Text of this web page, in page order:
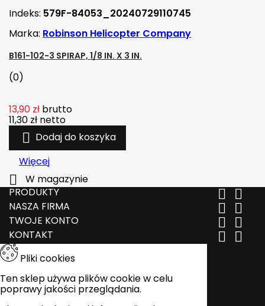
Indeks: 579F-84053_20240729110745
Marka: Robinson Helicopter Company
B161-102-3 SPIRAP, 1/8 IN. X 3 IN.
(0)
13,90 zł brutto
11,30 zł netto
 Dodaj do koszyka
Więcej

W magazynie
PRODUKTY
 
NASZA FIRMA  
TWOJE KONTO  
KONTAKT  
Pliki cookies
Ten sklep używa plików cookie w celu
poprawy jakości przeglądania.